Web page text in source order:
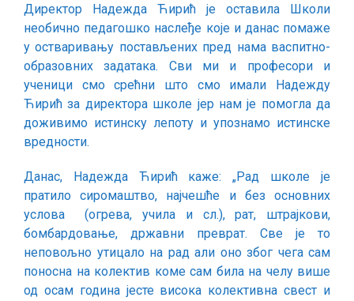
Директор Надежда Ћирић је оставила Школи
необично педагошко наслеђе које и данас помаже
у остваривању постављених пред нама васпитно-
образовних задатака. Сви ми и професори и
ученици смо срећни што смо имали Надежду
Ћирић за директора школе јер нам је помогла да
доживимо истинску лепоту и упознамо истинске
вредности.
Данас, Надежда Ћирић каже: „Рад школе је
пратило сиромаштво, најчешће и без основних
услова (огрева, учила и сл.), рат, штрајкови,
бомбардовање, државни преврат. Све је то
неповољно утицало на рад али оно због чега сам
поносна на колектив коме сам била на челу више
од осам година јесте висока колективна свест и